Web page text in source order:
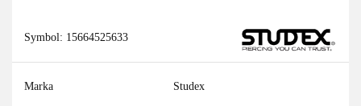
Symbol: 15664525633
Marka Studex